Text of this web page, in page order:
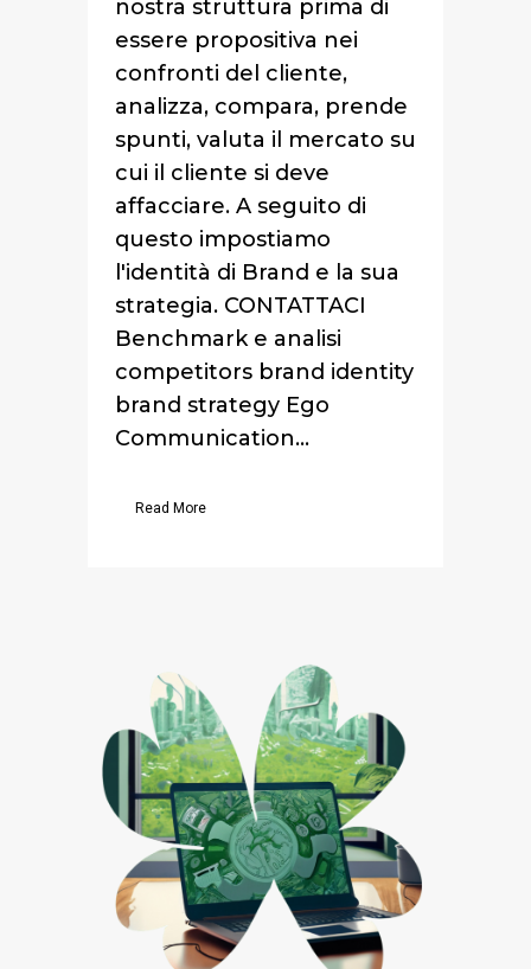
nostra struttura prima di
essere propositiva nei
confronti del cliente,
analizza, compara, prende
spunti, valuta il mercato su
cui il cliente si deve
affacciare. A seguito di
questo impostiamo
l'identità di Brand e la sua
strategia. CONTATTACI
Benchmark e analisi
competitors brand identity
brand strategy Ego
Communication...
Read More